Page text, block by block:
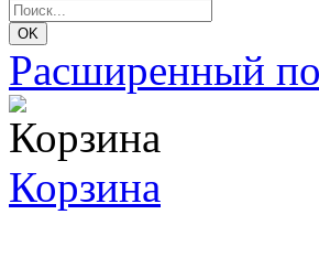
Расширенный
Корзина